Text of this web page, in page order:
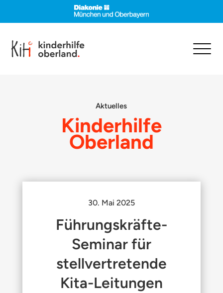
Aktuelles
Kinderhilfe
Oberland
30. Mai 2025
Führungskräfte-
Seminar für
stellvertretende
Kita-Leitungen